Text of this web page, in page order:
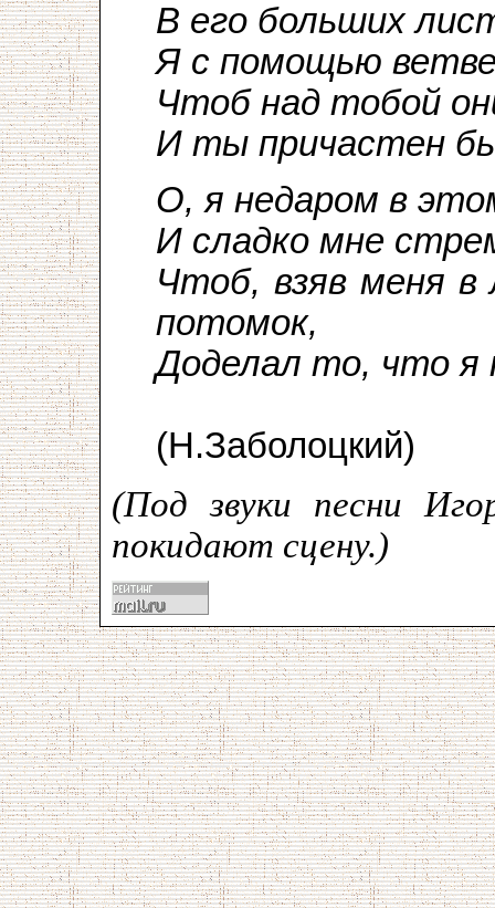
В его больших
Я с помощью
Чтоб над тобой
И ты причастен
О, я недаром в
И сладко мне
Чтоб, взяв меня в
потомок,
Доделал то, что я
(Н.Заболоцкий)
(Под звуки песни
покидают сцену.)